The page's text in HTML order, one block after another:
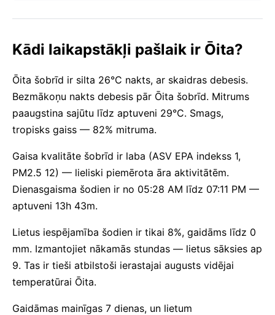
Kādi laikapstākļi pašlaik ir Ōita?
Ōita šobrīd ir silta 26°C nakts, ar skaidras debesis.
Bezmākoņu nakts debesis pār Ōita šobrīd. Mitrums
paaugstina sajūtu līdz aptuveni 29°C. Smags,
tropisks gaiss — 82% mitruma.
Gaisa kvalitāte šobrīd ir laba (ASV EPA indekss 1,
PM2.5 12) — lieliski piemērota āra aktivitātēm.
Dienasgaisma šodien ir no 05:28 AM līdz 07:11 PM —
aptuveni 13h 43m.
Lietus iespējamība šodien ir tikai 8%, gaidāms līdz 0
mm. Izmantojiet nākamās stundas — lietus sāksies ap
9. Tas ir tieši atbilstoši ierastajai augusts vidējai
temperatūrai Ōita.
Gaidāmas mainīgas 7 dienas, un lietum